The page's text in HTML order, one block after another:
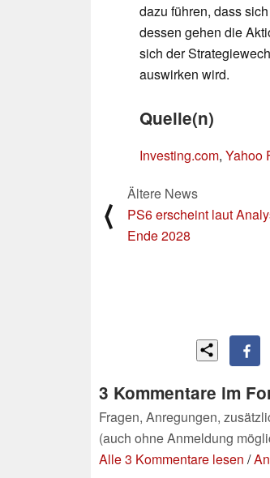
dazu führen, dass
dessen gehen die
sich der
auswirken wird.
Quelle(n)
Investing.com, Yahoo
⟨
Ältere News
PS6 erscheint laut
Ende 2028
3 Kommentare im
Fragen, Anregungen,
(auch ohne Anmeldung
Alle 3 Kommentare lesen /